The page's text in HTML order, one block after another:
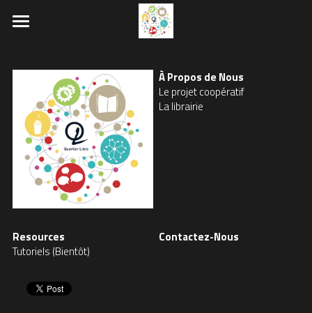
LE PROJET
À Propos de Nous
Le projet coopératif
La librairie
Resources
Tutoriels (Bientôt)
Contactez-Nous
LES CATÉGORIES DE LA BOUTIQUE